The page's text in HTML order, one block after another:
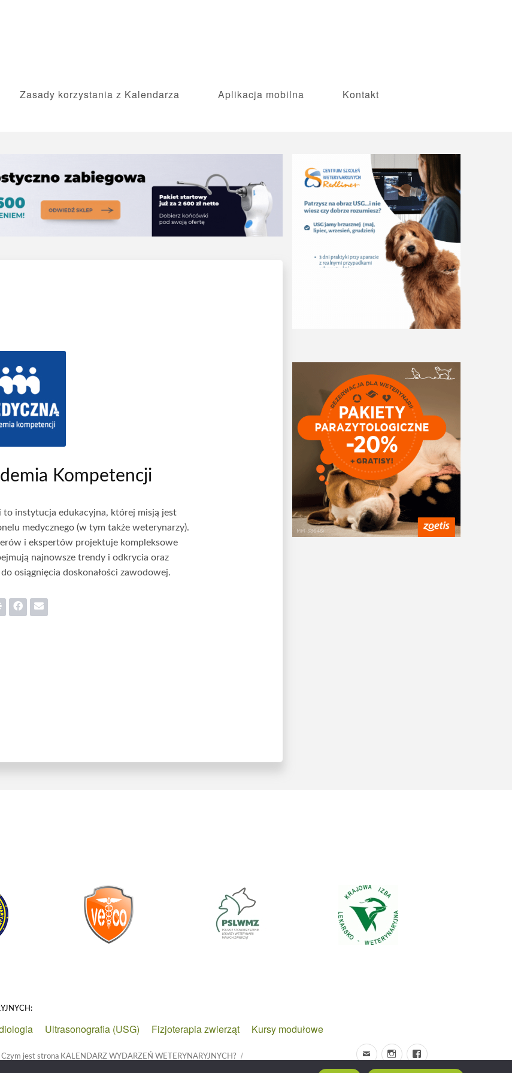
Zasady korzystania z Kalendarza Aplikacja mobilna Kontakt
Kompetencji
to instytucja edukacyjna, której misją jest
medycznego (w tym także weterynarzy).
i ekspertów projektuje kompleksowe
najnowsze trendy i odkrycia oraz
osiągnięcia doskonałości zawodowej.
Ultrasonografia (USG) Fizjoterapia zwierząt Kursy modułowe
Czym jest strona KALENDARZ WYDARZEŃ WETERYNARYJNYCH?